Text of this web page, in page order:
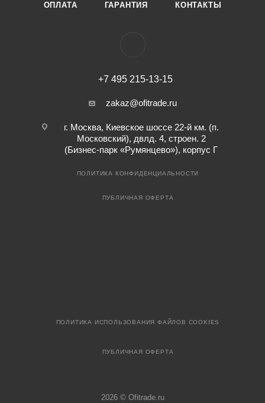
ОПЛАТА ГАРАНТИЯ КОНТАКТЫ
+7 495 215-13-15
zakaz@ofitrade.ru
г. Москва, Киевское шоссе 22-й км. (п.
Московский), двлд. 4, строен. 2
(Бизнес-парк «Румянцево»), корпус Г
ПОЛИТИКА КОНФИДЕНЦИАЛЬНОСТИ
ПУБЛИЧНАЯ ОФЕРТА
ПОЛИТИКА ИСПОЛЬЗОВАНИЯ ФАЙЛОВ COOKIES
ПУБЛИЧНАЯ ОФЕРТА
2026 © Ofitrade.ru